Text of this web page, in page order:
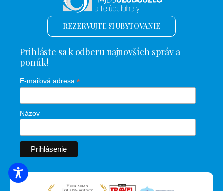
REZERVUJTE SI UBYTOVANIE
Prihláste sa k odberu najnovších správ a
ponúk!
E-mailová adresa*
Názov